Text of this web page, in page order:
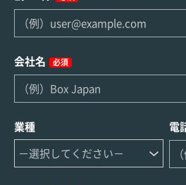
会社名 必須
業種 電